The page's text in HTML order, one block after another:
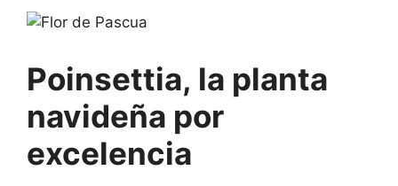
Poinsettia, la planta
navideña por
excelencia